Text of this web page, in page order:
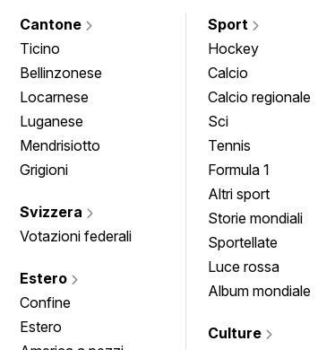
Cantone
Ticino
Bellinzonese
Locarnese
Luganese
Mendrisiotto
Grigioni
Svizzera
Votazioni federali
Estero
Confine
Estero
Sport
Hockey
Calcio
Calcio regionale
Sci
Tennis
Formula 1
Altri sport
Storie mondiali
Sportellate
Luce rossa
Album mondiale
Culture